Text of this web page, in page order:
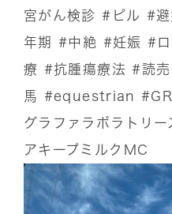
宮がん検診 #ピル #避
年期
#中絶 #妊娠 #
療 #抗腫瘍療法 #読売
馬
#equestrian
グラファラボラトリー
アキープミルクMC